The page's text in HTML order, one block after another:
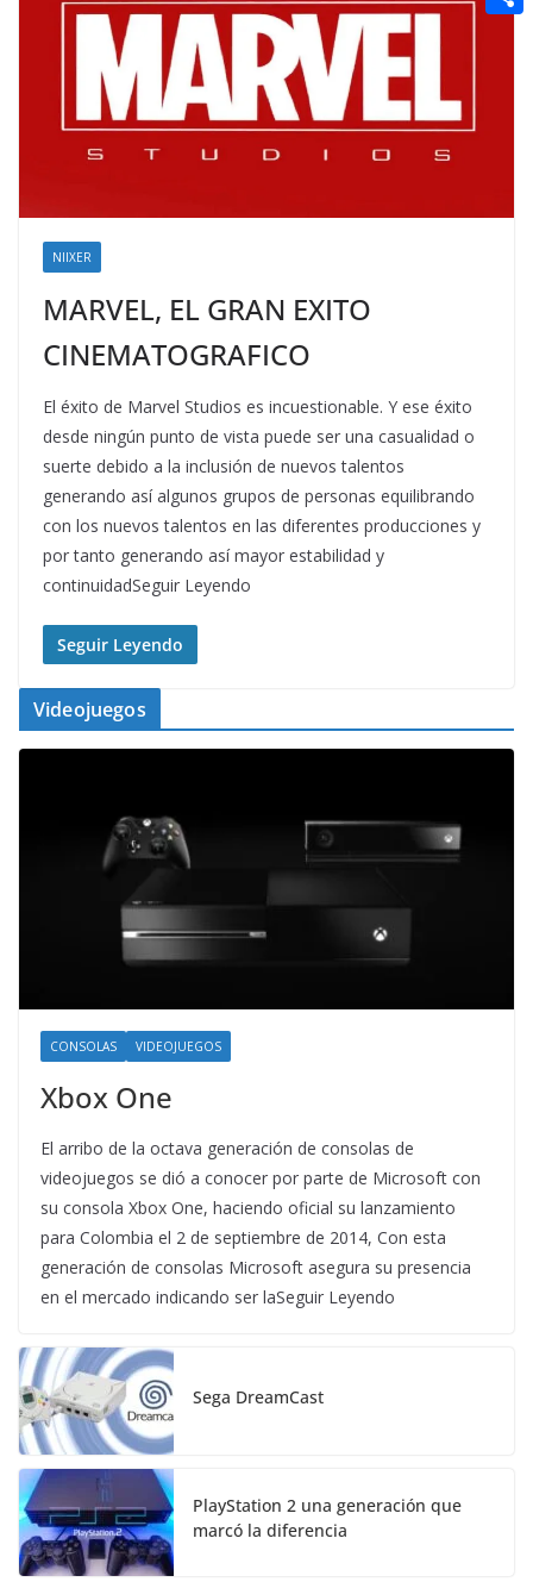
NIIXER
MARVEL, EL GRAN EXITO
CINEMATOGRAFICO
El éxito de Marvel Studios es incuestionable. Y ese éxito
desde ningún punto de vista puede ser una casualidad o
suerte debido a la inclusión de nuevos talentos
generando así algunos grupos de personas equilibrando
con los nuevos talentos en las diferentes producciones y
por tanto generando así mayor estabilidad y
continuidadSeguir Leyendo
Seguir Leyendo
Videojuegos
CONSOLAS VIDEOJUEGOS
Xbox One
El arribo de la octava generación de consolas de
videojuegos se dió a conocer por parte de Microsoft con
su consola Xbox One, haciendo oficial su lanzamiento
para Colombia el 2 de septiembre de 2014, Con esta
generación de consolas Microsoft asegura su presencia
en el mercado indicando ser laSeguir Leyendo
Sega DreamCast
PlayStation 2 una generación que
marcó la diferencia
n
a
r